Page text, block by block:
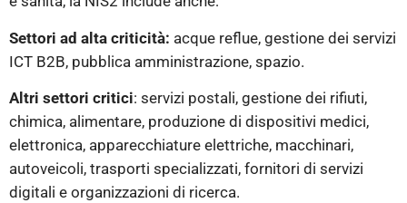
Settori ad alta criticità: acque reflue, gestione dei servizi
ICT B2B, pubblica amministrazione, spazio.
Altri settori critici: servizi postali, gestione dei rifiuti,
chimica, alimentare, produzione di dispositivi medici,
elettronica, apparecchiature elettriche, macchinari,
autoveicoli, trasporti specializzati, fornitori di servizi
digitali e organizzazioni di ricerca.